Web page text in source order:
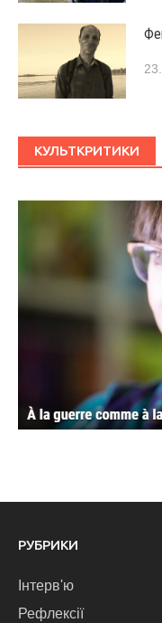
КУЛЬТКРИТИКИ
РУБРИКИ
Інтерв'ю
Рефлексії